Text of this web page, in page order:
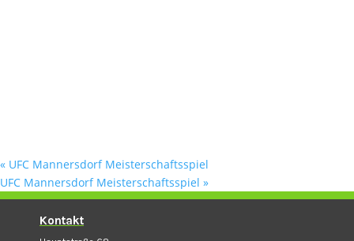
« UFC Mannersdorf Meisterschaftsspiel
UFC Mannersdorf Meisterschaftsspiel »
Kontakt